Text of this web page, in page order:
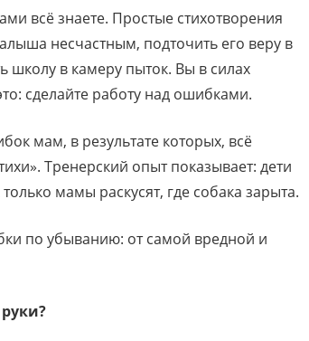
всё знаете. Простые стихотворения
несчастным, подточить его веру в
школу в камеру пыток. Вы в силах
сделайте работу над ошибками.
мам, в результате которых, всё
Тренерский опыт показывает: дети
мамы раскусят, где собака зарыта.
по убыванию: от самой вредной и